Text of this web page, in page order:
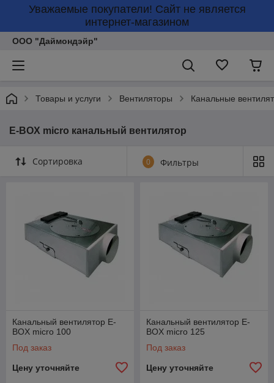
Уважаемые покупатели! Сайт не является
интернет-магазином
ООО "Даймондэйр"
Товары и услуги Вентиляторы Канальные
E-BOX micro канальный вентилятор
Сортировка 0 Фильтры
Канальный вентилятор E-
BOX micro 100
Под заказ
Цену уточняйте
Канальный вентилятор E-
BOX micro 125
Под заказ
Цену уточняйте